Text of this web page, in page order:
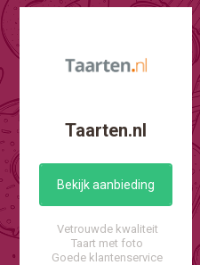
Taarten.nl
Bekijk aanbieding
Vetrouwde kwaliteit
Taart met foto
Goede klantenservice